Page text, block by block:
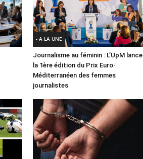
- A LA UNE
Journalisme au féminin : L’UpM lance
la 1ère édition du Prix Euro-
Méditerranéen des femmes
journalistes